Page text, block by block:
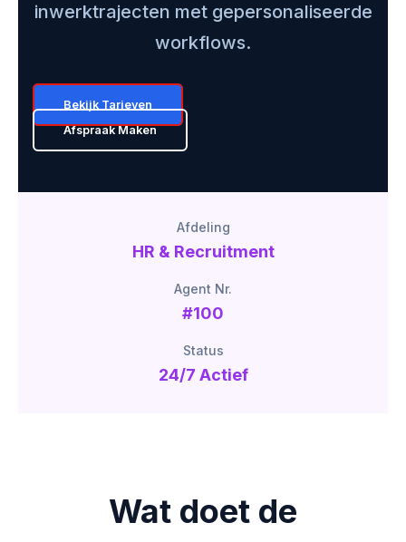
inwerktrajecten met gepersonaliseerde
workflows.
Bekijk Tarieven
Afspraak Maken
Afdeling
HR & Recruitment
Agent Nr.
#100
Status
24/7 Actief
Wat doet de